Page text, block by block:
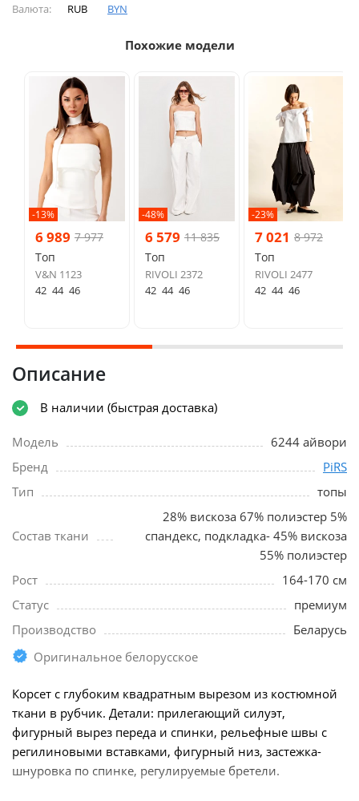
Валюта: RUB BYN
Похожие модели
-13%
6 989 7 977
Топ
V&N 1123
42 44 46
-48%
6 579 11 835
Топ
RIVOLI 2372
42 44 46
-23%
7 021 8 972
Топ
RIVOLI 2477
42 44 46
Описание
В наличии (быстрая доставка)
Модель
6244 айвори
Бренд
PiRS
Тип
топы
Состав ткани
28% вискоза 67% полиэстер 5%
спандекс, подкладка- 45% вискоза
55% полиэстер
Рост
164-170 см
Статус
премиум
Производство
Беларусь
Оригинальное белорусское
Корсет с глубоким квадратным вырезом из костюмной
ткани в рубчик. Детали: прилегающий силуэт,
фигурный вырез переда и спинки, рельефные швы с
регилиновыми вставками, фигурный низ, застежка-
шнуровка по спинке, регулируемые бретели.